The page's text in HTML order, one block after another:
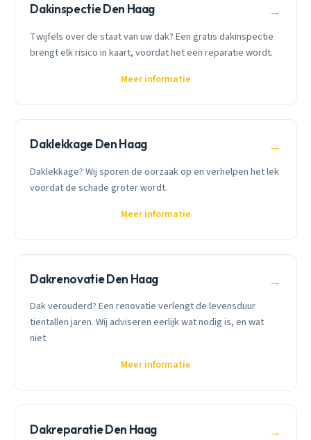
Dakinspectie Den Haag →
Twijfels over de staat van uw dak? Een gratis dakinspectie
brengt elk risico in kaart, voordat het een reparatie wordt.
Meer informatie
Daklekkage Den Haag →
Daklekkage? Wij sporen de oorzaak op en verhelpen het lek
voordat de schade groter wordt.
Meer informatie
Dakrenovatie Den Haag →
Dak verouderd? Een renovatie verlengt de levensduur
tientallen jaren. Wij adviseren eerlijk wat nodig is, en wat
niet.
Meer informatie
Dakreparatie Den Haag →